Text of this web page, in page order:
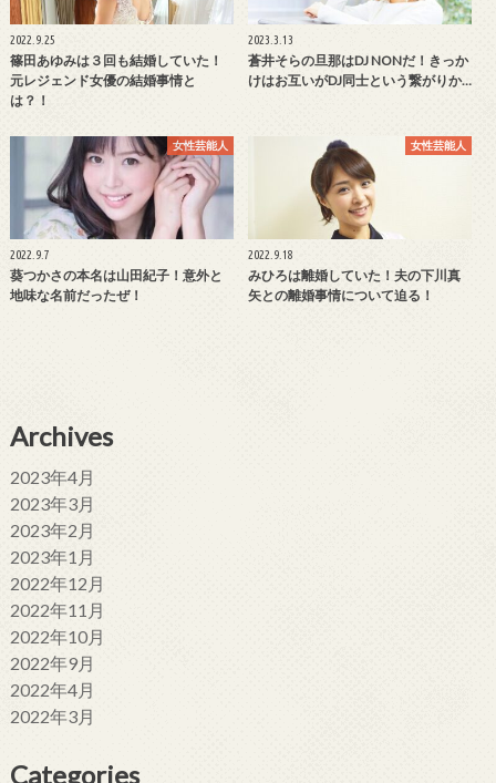
2022.9.25
篠田あゆみは３回も結婚していた！
元レジェンド女優の結婚事情と
は？！
2023.3.13
蒼井そらの旦那はDJ NONだ！きっか
けはお互いがDJ同士という繋がりか…
女性芸能人
2022.9.7
葵つかさの本名は山田紀子！意外と
地味な名前だったぜ！
女性芸能人
2022.9.18
みひろは離婚していた！夫の下川真
矢との離婚事情について迫る！
Archives
2023年4月
2023年3月
2023年2月
2023年1月
2022年12月
2022年11月
2022年10月
2022年9月
2022年4月
2022年3月
Categories